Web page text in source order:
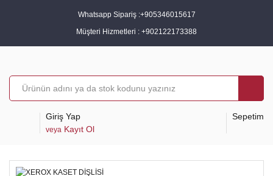
Whatsapp Sipariş :+905346015617
Müşteri Hizmetleri : +902122173388
Giriş Yap
veya Kayıt Ol
Sepetim